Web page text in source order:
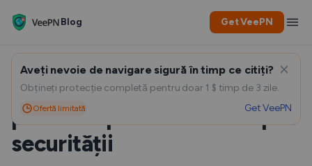
Blog Get VeePN
Este BlueStacks sigur? O
privire în profunzime asupra
securității
Aveți nevoie de navigare sigură în timp ce citiți?
Obțineți protecție completă pentru doar 1 $ timp de 3 zile.
Ofertă limitată Get VeePN